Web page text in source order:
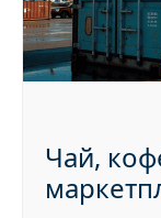
Чай,